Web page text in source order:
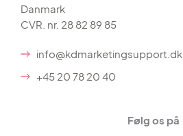
Danmark
CVR. nr. 28 82 89 85
info@kdmarketingsupport.dk
+45 20 78 20 40
Følg os på